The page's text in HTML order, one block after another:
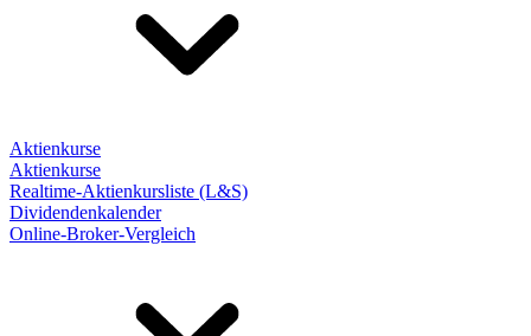
Aktienkurse
Aktienkurse
Realtime-Aktienkursliste (L&S)
Dividendenkalender
Online-Broker-Vergleich